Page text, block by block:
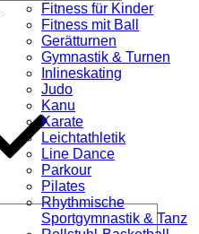
öffnen
Fitness für Kinder
Fitness mit Ball
Gerätturnen
Gymnastik & Turnen
Inlineskating
Judo
Kanu
Karate
Leichtathletik
Line Dance
Parkour
Pilates
Rhythmische
Sportgymnastik & Tanz